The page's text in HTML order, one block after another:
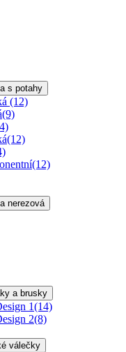
s potahy
(12)
(9)
(12)
(12)
nerezová
a brusky
1(14)
2(8)
válečky